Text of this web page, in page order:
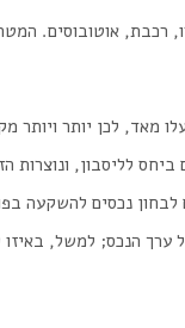
רכבת, אוטובוסים.
מאד, לכן יותר ויותר
ביחס לליסבון,
נכסים להשקעה
ערך הנכס; למשל,